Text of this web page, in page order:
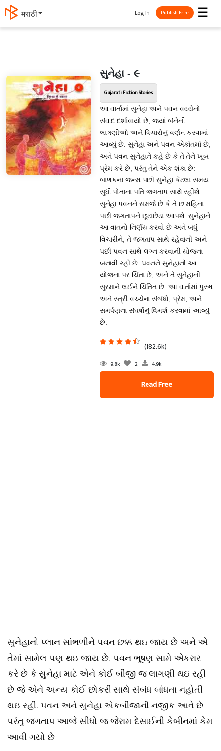
मराठी ☰
Log In Publish Free
સુનેહા - ૯
Gujarati Fiction Stories
આ વાર્તામાં સુનેહા અને પવન વચ્ચેનો
સંવાદ દર્શાવાયો છે, જ્યાં બંનેની
લાગણીઓ અને વિચારોનું વર્ણન કરવામાં
આવ્યું છે. સુનેહા અને પવન એકાંતમાં છે,
અને પવન સુનેહાને કહે છે કે તે તેને ખૂબ
પ્રેમ કરે છે, પરંતુ તેને એક શંકા છે:
બાળકના જન્મ પછી સુનેહા કેટલા સમય
સુધી પોતાના પતિ જગતાપ સાથે રહીશે.
સુનેહા પવનને સમજે છે કે તે છ મહિના
પછી જગતાપને છૂટાછેડા આપશે. સુનેહાને
આ વાતનો નિર્ણય કરવો છે અને બધું
વિચારીને, તે જગતાપ સાથે રહેવાની અને
પછી પવન સાથે લગ્ન કરવાની યોજના
બનાવી રહી છે. પવનને સુનેહાની આ
યોજના પર ચિંતા છે, અને તે સુનેહાની
સુરક્ષાને લઈને ચિંતિત છે. આ વાર્તામાં પુરુષ
અને સ્ત્રી વચ્ચેના સંબંધો, પ્રેમ, અને
સમર્પણના સંઘર્ષોનું વિમર્શ કરવામાં આવ્યું
છે.
(182.6k)
9.8k 2 4.9k
Read Free
સુનેહાનો પ્લાન સાંભળીને પવન છક્ક થઇ જાય છે અને એ
તેમાં સામેલ પણ થઇ જાય છે. પવન ભૂષણ સામે એકરાર
કરે છે કે સુનેહા માટે એને કોઈ બીજી જ લાગણી થઇ રહી
છે જે એને અન્ય કોઈ છોકરી સાથે સંબંધ બાંધતા નહોતી
થઇ રહી. પવન અને સુનેહા એકબીજાની નજીક આવે છે
પરંતુ જગતાપ આજે સીધો જ જેરામ દેસાઈની કેબીનમાં કેમ
આવી ગયો છે